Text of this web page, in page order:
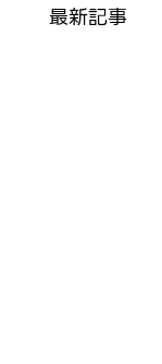
最新記事